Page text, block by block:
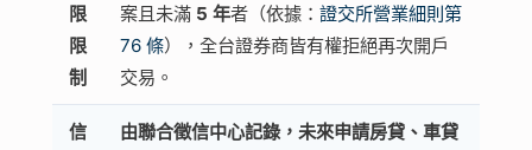
限
限
制
案且未滿 5 年者 （依據： 證交所營業細則第
76 條）
，全台證券商皆有權拒絕再次開戶
交易。
信
由聯合徵信中心記錄，未來申請房貸、車貸